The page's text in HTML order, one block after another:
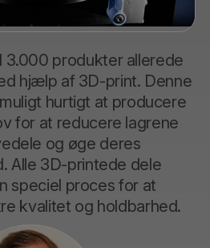
3.000 produkter allerede
hjælp af 3D-print. Denne
hurtigt at producere
for at reducere lagrene
og øge deres
Alle 3D-printede dele
speciel proces for at
kvalitet og holdbarhed.